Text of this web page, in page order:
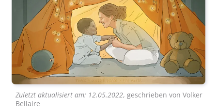
Zuletzt aktualisiert am: 12.05.2022, geschrieben von Volker
Bellaire